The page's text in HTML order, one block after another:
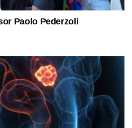
Paolo Pederzoli